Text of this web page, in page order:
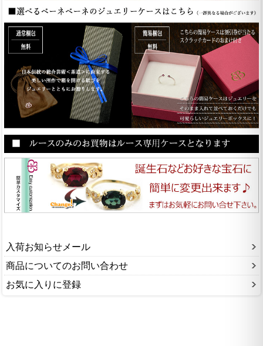
入荷お知らせメール
商品についてのお問い合わせ
お気に入りに登録